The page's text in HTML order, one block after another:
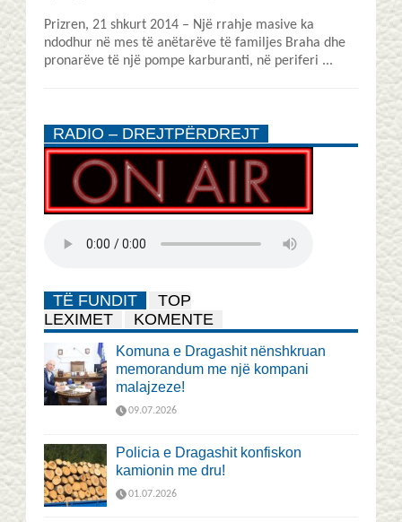
Prizren, 21 shkurt 2014 – Një rrahje masive ka
ndodhur në mes të anëtarëve të familjes Braha dhe
pronarëve të një pompe karburanti, në periferi ...
RADIO – DREJTPËRDREJT
TË FUNDIT
TOP
LEXIMET
KOMENTE
Komuna e Dragashit nënshkruan
memorandum me një kompani
malajzeze!
09.07.2026
Policia e Dragashit konfiskon
kamionin me dru!
01.07.2026